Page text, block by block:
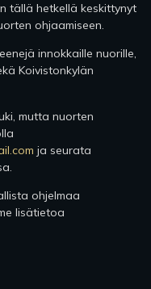
tällä hetkellä keskittynyt
ohjaamiseen.
innokkaille nuorille,
Koivistonkylän
mutta nuorten
ja seurata
ohjelmaa
lisätietoa